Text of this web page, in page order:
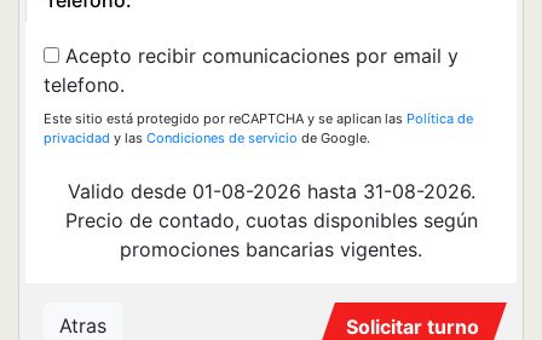
Acepto recibir comunicaciones por email y
telefono.
Este sitio está protegido por reCAPTCHA y se aplican las Política de
privacidad y las Condiciones de servicio de Google.
Valido desde 01-08-2026 hasta 31-08-2026.
Precio de contado, cuotas disponibles según
promociones bancarias vigentes.
Atras